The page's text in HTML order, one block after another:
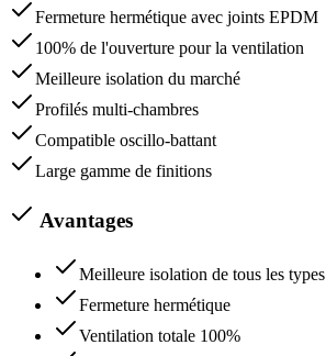
Fermeture hermétique avec joints EPDM
100% de l'ouverture pour la ventilation
Meilleure isolation du marché
Profilés multi-chambres
Compatible oscillo-battant
Large gamme de finitions
Avantages
Meilleure isolation de tous les types
Fermeture hermétique
Ventilation totale 100%